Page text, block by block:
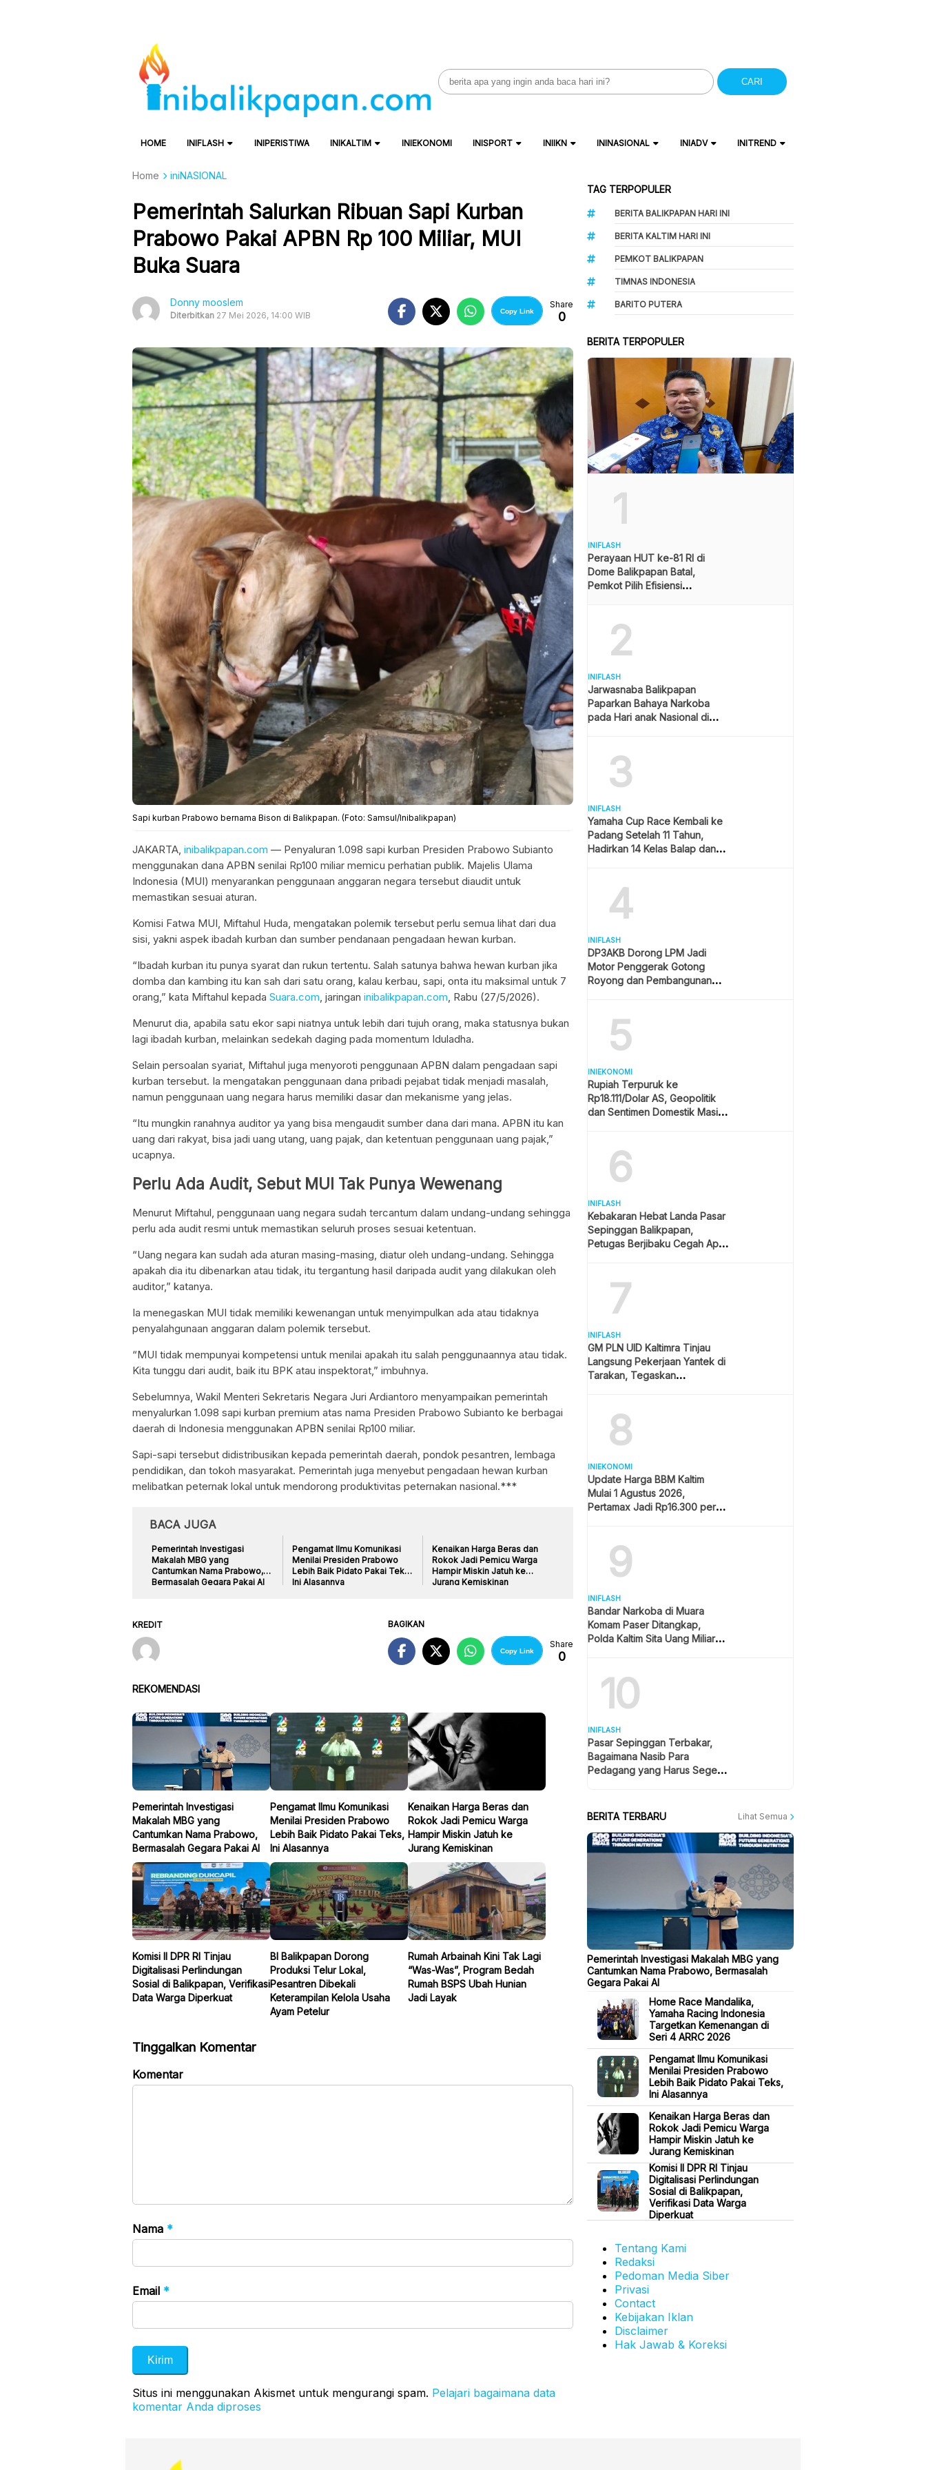
Search
for:
CARI
HOME INIFLASH INIPERISTIWA INIKALTIM INIEKONOMI INISPORT INIIKN ININASIONAL INIADV INITREND
Home iniNASIONAL
Pemerintah Salurkan Ribuan Sapi Kurban
Prabowo Pakai APBN Rp 100 Miliar, MUI
Buka Suara
Donny mooslem
Diterbitkan 27 Mei 2026, 14:00 WIB Copy Link
Share
0
Sapi kurban Prabowo bernama Bison di Balikpapan. (Foto: Samsul/Inibalikpapan)
JAKARTA, inibalikpapan.com — Penyaluran 1.098 sapi kurban Presiden Prabowo Subianto
menggunakan dana APBN senilai Rp100 miliar memicu perhatian publik. Majelis Ulama
Indonesia (MUI) menyarankan penggunaan anggaran negara tersebut diaudit untuk
memastikan sesuai aturan.
Komisi Fatwa MUI, Miftahul Huda, mengatakan polemik tersebut perlu semua lihat dari dua
sisi, yakni aspek ibadah kurban dan sumber pendanaan pengadaan hewan kurban.
“Ibadah kurban itu punya syarat dan rukun tertentu. Salah satunya bahwa hewan kurban jika
domba dan kambing itu kan sah dari satu orang, kalau kerbau, sapi, onta itu maksimal untuk 7
orang,” kata Miftahul kepada Suara.com, jaringan inibalikpapan.com, Rabu (27/5/2026).
Menurut dia, apabila satu ekor sapi niatnya untuk lebih dari tujuh orang, maka statusnya bukan
lagi ibadah kurban, melainkan sedekah daging pada momentum Iduladha.
Selain persoalan syariat, Miftahul juga menyoroti penggunaan APBN dalam pengadaan sapi
kurban tersebut. Ia mengatakan penggunaan dana pribadi pejabat tidak menjadi masalah,
namun penggunaan uang negara harus memiliki dasar dan mekanisme yang jelas.
“Itu mungkin ranahnya auditor ya yang bisa mengaudit sumber dana dari mana. APBN itu kan
uang dari rakyat, bisa jadi uang utang, uang pajak, dan ketentuan penggunaan uang pajak,”
ucapnya.
Perlu Ada Audit, Sebut MUI Tak Punya Wewenang
Menurut Miftahul, penggunaan uang negara sudah tercantum dalam undang-undang sehingga
perlu ada audit resmi untuk memastikan seluruh proses sesuai ketentuan.
“Uang negara kan sudah ada aturan masing-masing, diatur oleh undang-undang. Sehingga
apakah dia itu dibenarkan atau tidak, itu tergantung hasil daripada audit yang dilakukan oleh
auditor,” katanya.
Ia menegaskan MUI tidak memiliki kewenangan untuk menyimpulkan ada atau tidaknya
penyalahgunaan anggaran dalam polemik tersebut.
“MUI tidak mempunyai kompetensi untuk menilai apakah itu salah penggunaannya atau tidak.
Kita tunggu dari audit, baik itu BPK atau inspektorat,” imbuhnya.
Sebelumnya, Wakil Menteri Sekretaris Negara Juri Ardiantoro menyampaikan pemerintah
menyalurkan 1.098 sapi kurban premium atas nama Presiden Prabowo Subianto ke berbagai
daerah di Indonesia menggunakan APBN senilai Rp100 miliar.
Sapi-sapi tersebut didistribusikan kepada pemerintah daerah, pondok pesantren, lembaga
pendidikan, dan tokoh masyarakat. Pemerintah juga menyebut pengadaan hewan kurban
melibatkan peternak lokal untuk mendorong produktivitas peternakan nasional.***
BACA JUGA
Pemerintah Investigasi
Makalah MBG yang
Cantumkan Nama Prabowo,
Bermasalah Gegara Pakai AI
Pengamat Ilmu Komunikasi
Menilai Presiden Prabowo
Lebih Baik Pidato Pakai Teks,
Ini Alasannya
Kenaikan Harga Beras dan
Rokok Jadi Pemicu Warga
Hampir Miskin Jatuh ke
Jurang Kemiskinan
KREDIT BAGIKAN
Copy Link
Share
0
REKOMENDASI
Pemerintah Investigasi
Makalah MBG yang
Cantumkan Nama Prabowo,
Bermasalah Gegara Pakai AI
Pengamat Ilmu Komunikasi
Menilai Presiden Prabowo
Lebih Baik Pidato Pakai Teks,
Ini Alasannya
Kenaikan Harga Beras dan
Rokok Jadi Pemicu Warga
Hampir Miskin Jatuh ke
Jurang Kemiskinan
Komisi II DPR RI Tinjau
Digitalisasi Perlindungan
Sosial di Balikpapan, Verifikasi
Data Warga Diperkuat
BI Balikpapan Dorong
Produksi Telur Lokal,
Pesantren Dibekali
Keterampilan Kelola Usaha
Ayam Petelur
Rumah Arbainah Kini Tak Lagi
“Was-Was”, Program Bedah
Rumah BSPS Ubah Hunian
Jadi Layak
Tinggalkan Komentar
Komentar
Nama *
Email *
Situs ini menggunakan Akismet untuk mengurangi spam. Pelajari bagaimana data
komentar Anda diproses
TAG TERPOPULER
BERITA BALIKPAPAN HARI INI
BERITA KALTIM HARI INI
PEMKOT BALIKPAPAN
TIMNAS INDONESIA
BARITO PUTERA
BERITA TERPOPULER
1
INIFLASH
Perayaan HUT ke-81 RI di
Dome Balikpapan Batal,
Pemkot Pilih Efisiensi
2
INIFLASH
Jarwasnaba Balikpapan
Paparkan Bahaya Narkoba
pada Hari anak Nasional di
3
INIFLASH
Yamaha Cup Race Kembali ke
Padang Setelah 11 Tahun,
Hadirkan 14 Kelas Balap dan
4
INIFLASH
DP3AKB Dorong LPM Jadi
Motor Penggerak Gotong
Royong dan Pembangunan
5
INIEKONOMI
Rupiah Terpuruk ke
Rp18.111/Dolar AS, Geopolitik
dan Sentimen Domestik Masih
6
INIFLASH
Kebakaran Hebat Landa Pasar
Sepinggan Balikpapan,
Petugas Berjibaku Cegah Api
7
INIFLASH
GM PLN UID Kaltimra Tinjau
Langsung Pekerjaan Yantek di
Tarakan, Tegaskan
8
INIEKONOMI
Update Harga BBM Kaltim
Mulai 1 Agustus 2026,
Pertamax Jadi Rp16.300 per
9
INIFLASH
Bandar Narkoba di Muara
Komam Paser Ditangkap,
Polda Kaltim Sita Uang Miliaran
10
INIFLASH
Pasar Sepinggan Terbakar,
Bagaimana Nasib Para
Pedagang yang Harus Segera
BERITA TERBARU Lihat Semua
Pemerintah Investigasi Makalah MBG yang
Cantumkan Nama Prabowo, Bermasalah
Gegara Pakai AI
Home Race Mandalika,
Yamaha Racing Indonesia
Targetkan Kemenangan di
Seri 4 ARRC 2026
Pengamat Ilmu Komunikasi
Menilai Presiden Prabowo
Lebih Baik Pidato Pakai Teks,
Ini Alasannya
Kenaikan Harga Beras dan
Rokok Jadi Pemicu Warga
Hampir Miskin Jatuh ke
Jurang Kemiskinan
Komisi II DPR RI Tinjau
Digitalisasi Perlindungan
Sosial di Balikpapan,
Verifikasi Data Warga
Diperkuat
Tentang Kami
Redaksi
Pedoman Media Siber
Privasi
Contact
Kebijakan Iklan
Disclaimer
Hak Jawab & Koreksi